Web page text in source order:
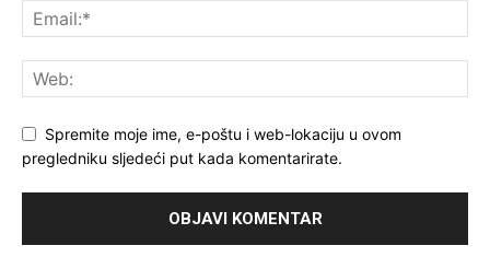
Spremite moje ime, e-poštu i web-lokaciju u ovom
pregledniku sljedeći put kada komentarirate.